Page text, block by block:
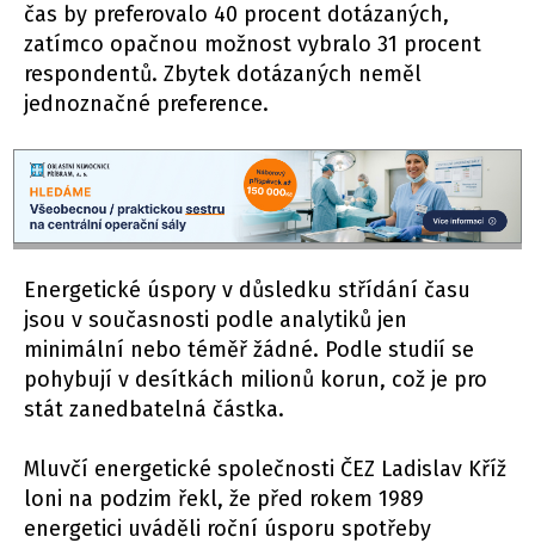
čas by preferovalo 40 procent dotázaných,
zatímco opačnou možnost vybralo 31 procent
respondentů. Zbytek dotázaných neměl
jednoznačné preference.
Energetické úspory v důsledku střídání času
jsou v současnosti podle analytiků jen
minimální nebo téměř žádné. Podle studií se
pohybují v desítkách milionů korun, což je pro
stát zanedbatelná částka.
Mluvčí energetické společnosti ČEZ Ladislav Kříž
loni na podzim řekl, že před rokem 1989
energetici uváděli roční úsporu spotřeby